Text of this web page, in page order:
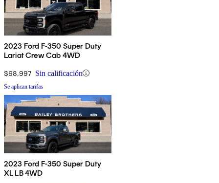
2023 Ford F-350 Super Duty
Lariat Crew Cab 4WD
$68,997 Sin calificación
Se aplican tarifas
2023 Ford F-350 Super Duty
XL LB 4WD